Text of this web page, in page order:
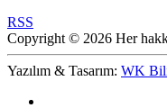
RSS
Copyright © 2026 Her
Yazılım & Tasarım: WK